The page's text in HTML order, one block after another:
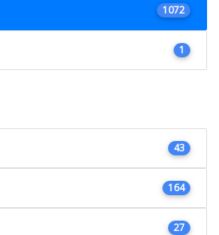
1072
1
43
164
27